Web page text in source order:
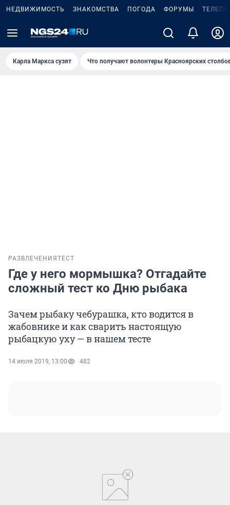
НЕДВИЖИМОСТЬ ЗНАКОМСТВА ПОГОДА ФОРУМЫ
Карла Маркса сузят Что получают волонтеры Красноярских
РАЗВЛЕЧЕНИЯ ТЕСТ
Где у него мормышка? Отгадайте
сложный тест ко Дню рыбака
Зачем рыбаку чебурашка, кто водится в
жабовнике и как сварить настоящую
рыбацкую уху — в нашем тесте
14 июля 2019, 13:00 482